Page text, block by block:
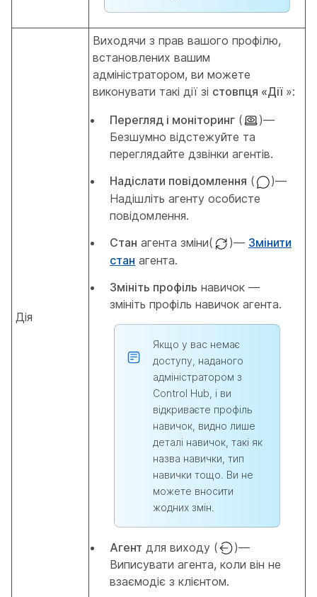
Дія
Виходячи з прав вашого профілю,
встановлених вашим
адміністратором, ви можете
виконувати такі дії зі стовпця «Дії»:
Перегляд і моніторинг (
)—
Безшумно відстежуйте та
переглядайте дзвінки агентів.
Надіслати повідомлення (
)—
Надішліть агенту особисте
повідомлення.
Стан агента зміни( )— Змінити
стан агента.
Змініть профіль навичок —
змініть профіль навичок агента.
Якщо у вас немає
доступу, наданого
адміністратором з
Control Hub, і ви
відкриваєте профіль
навичок, видно лише
деталі навичок, такі як
назва навички, тип
навички тощо. Ви не
можете вносити
жодних змін.
Агент для виходу (
)—
Виписувати агента, коли він не
взаємодіє з клієнтом.